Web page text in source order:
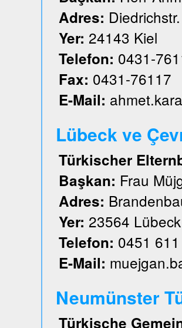
Adres:
Yer: 24143 Kiel
Telefon: 0431-
Fax: 0431-76117
E-Mail:
Lübeck ve
Türkischer
Başkan: Frau
Adres:
Yer: 23564 Lübeck
Telefon: 0451
E-Mail:
Neumünster
Türkische